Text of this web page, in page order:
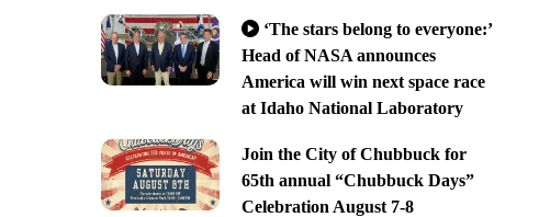
‘The stars belong to everyone:’
Head of NASA announces
America will win next space race
at Idaho National Laboratory
Join the City of Chubbuck for
65th annual “Chubbuck Days”
Celebration August 7-8